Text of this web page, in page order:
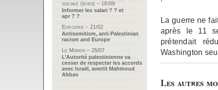
La guerre ne
après le 11
prétendait
Washington
Les autres
sociale (Idies) – 18/09
Informer les salari ? ? et
apr ? ?
Eurozine – 21/02
Antisemitism, anti-Palestinian
racism and Europe
Le Monde – 25/07
L’Autorité palestinienne va
cesser de respecter les accords
avec Israël, avertit Mahmoud
Abbas